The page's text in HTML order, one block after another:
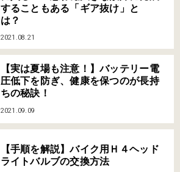
することもある「ギア抜け」と
は？
2021.08.21
【実は夏場も注意！】バッテリー電
圧低下を防ぎ、健康を保つのが長持
ちの秘訣！
2021.09.09
【手順を解説】バイク用Ｈ４ヘッド
ライトバルブの交換方法